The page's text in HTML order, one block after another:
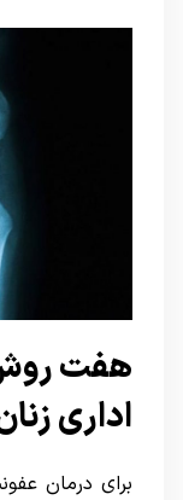
هفت
اداری
برای درمان